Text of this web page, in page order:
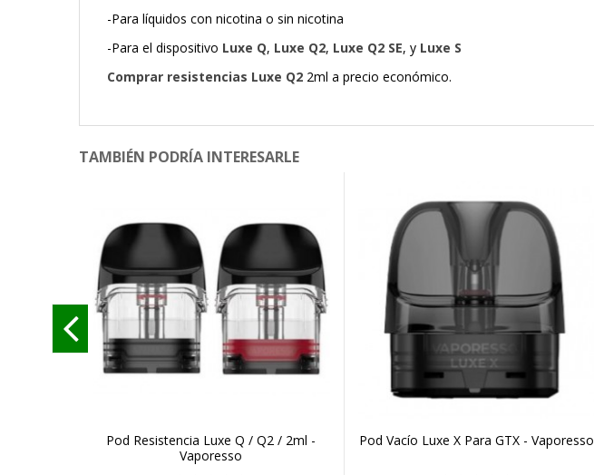
-Para líquidos con nicotina o sin nicotina
-Para el dispositivo Luxe Q, Luxe Q2, Luxe Q2 SE, y Luxe S
Comprar resistencias Luxe Q2 2ml a precio económico.
TAMBIÉN PODRÍA INTERESARLE
Pod Resistencia Luxe Q / Q2 / 2ml -
Vaporesso
Pod Vacío Luxe X Para GTX - Vaporesso